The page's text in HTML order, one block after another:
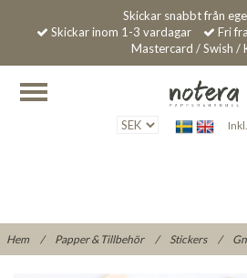
Skickar snabbt från
Skickar inom 1-3 vardagar
Fri
Mastercard / Swish /
Hem / Papper & Tillbehör / Stickers /